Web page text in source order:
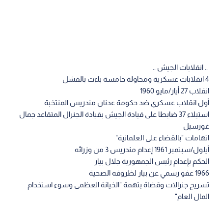
.. انقلابات الجيش ..
4 انقلابات عسكرية ومحاولة خامسة باءت بالفشل
انقلاب 27 أيار/مايو 1960
أول انقلاب عسكري ضد حكومة عدنان مندريس المنتخبة
استيلاء 37 ضابطا على قيادة الجيش بقيادة الجنرال المتقاعد جمال
غورسيل
اتهامات "بالقضاء على العلمانية"
أيلول/سبتمبر 1961 إعدام مندريس 3 من وزرائه
الحكم بإعدام رئيس الجمهورية جلال بيار
1966 عفو رسمي عن بيار لظروفه الصحية
تسريح جنرالات وقضاة بتهمة "الخيانة العظمى وسوء استخدام
المال العام"